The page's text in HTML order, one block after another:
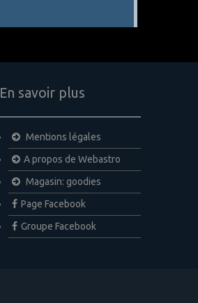
En savoir plus
Mentions légales
A propos de Webastro
Magasin: goodies
Page Facebook
Groupe Facebook